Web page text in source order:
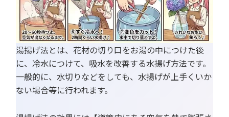
湯揚げ法とは、花材の切り口をお湯の中につけた後
に、冷水につけて、吸水を改善する水揚げ方法です。
一般的に、水切りなどをしても、水揚げが上手くいか
ない場合等に行われます。